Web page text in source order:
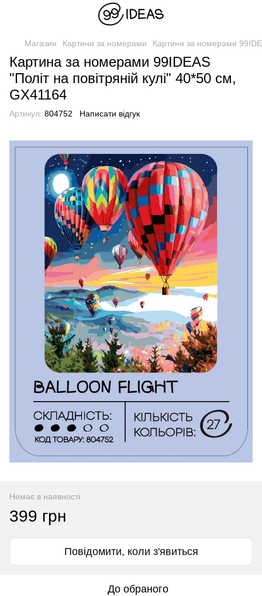
Магазин Картини за номерами Картини за номерами
Картина за номерами 99IDEAS
"Політ на повітряній кулі" 40*50 см,
GX41164
Артикул: 804752 Написати відгук
Немає в наявності
399 грн
Повідомити, коли з'явиться
До обраного